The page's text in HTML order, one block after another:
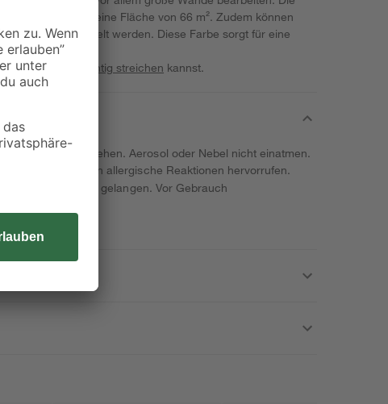
Anstrich für eine Fläche von 66 m². Zudem können
Farbe behandelt werden. Diese Farbe sorgt für eine
wie duWände richtig streichen kannst.
Tröpfchen entstehen. Aerosol oder Nebel nicht einatmen.
3-on (3:1). Kann allergische Reaktionen hervorrufen.
von Kindern gelangen. Vor Gebrauch